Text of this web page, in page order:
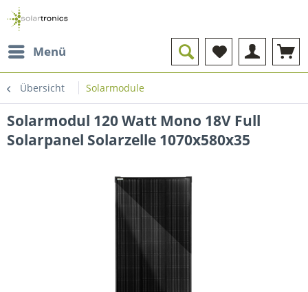
Menü
Übersicht Solarmodule
Solarmodul 120 Watt Mono 18V Full
Solarpanel Solarzelle 1070x580x35